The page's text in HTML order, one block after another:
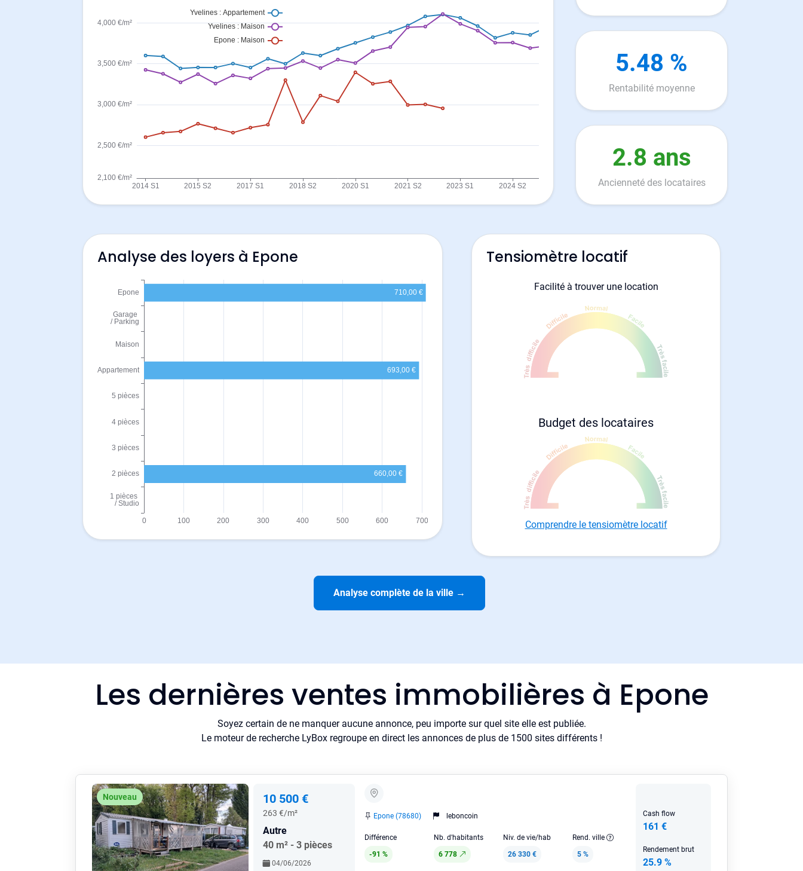
5.48 %
Rentabilité moyenne
2.8 ans
Ancienneté des locataires
Analyse des loyers à Epone Tensiomètre locatif
Facilité à trouver une location
Budget des locataires
Comprendre le tensiomètre locatif
Analyse complète de la ville →
Les dernières ventes immobilières à Epone
Soyez certain de ne manquer aucune annonce, peu importe sur quel site elle est publiée.
Le moteur de recherche LyBox regroupe en direct les annonces de plus de 1500 sites différents !
Nouveau 10 500 €
263 €/m²
Autre
40 m² - 3 pièces
04/06/2026
Epone (78680) leboncoin
Différence
-91 %
Nb. d'habitants
6 778
Niv. de vie/hab
26 330 €
Rend. ville
5 %
Cash flow
161 €
Rendement brut
25.9 %